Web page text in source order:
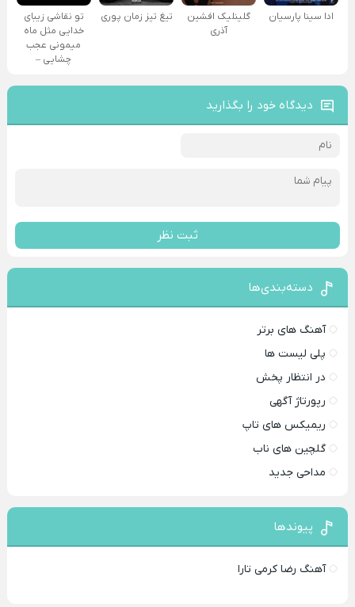
ادا سینا پارسیان
گلینلیک افشین
آذری
تیغ تیز زمان پوری
تو نقاشی زیبای
خدایی مثل ماه
میمونی عجب
چشایی –
دیدگاه خود را بگذارید
ثبت نظر
دسته‌بندی‌ها
آهنگ های برتر
پلی لیست ها
در انتظار پخش
رپورتاژ آگهی
ریمیکس های تاپ
گلچین های ناب
مداحی جدید
پیوندها
آهنگ رضا کرمی تارا